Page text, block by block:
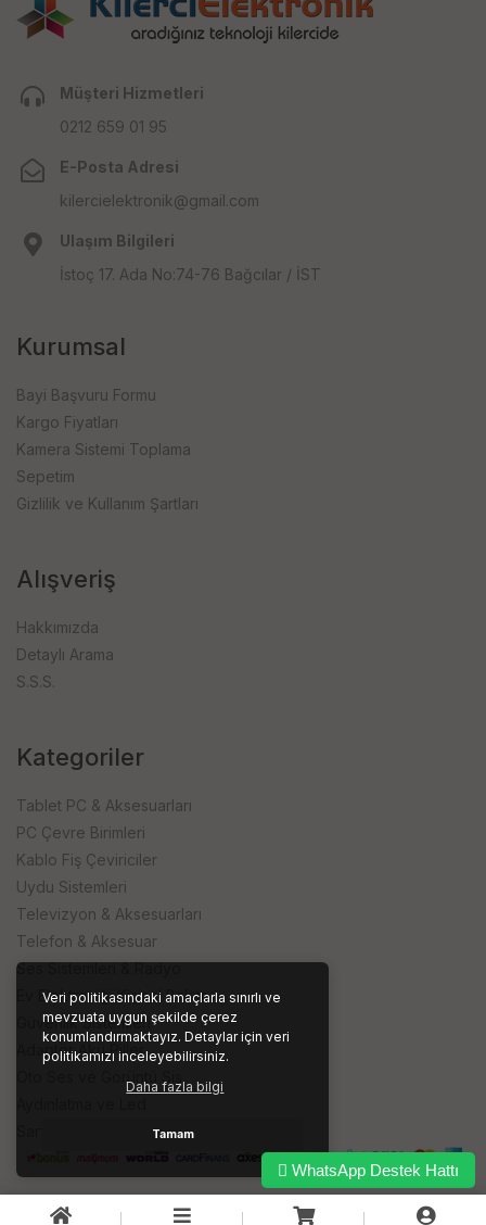
Veri politikasındaki amaçlarla sınırlı ve
mevzuata uygun şekilde çerez
konumlandırmaktayız. Detaylar için veri
politikamızı inceleyebilirsiniz.
Daha fazla bilgi
Tamam
Müşteri Hizmetleri
0212 659 01 95
E-Posta Adresi
kilercielektronik@gmail.com
Ulaşım Bilgileri
İstoç 17. Ada No:74-76 Bağcılar / İST
Kurumsal
Bayi Başvuru Formu
Kargo Fiyatları
Kamera Sistemi Toplama
Sepetim
Gizlilik ve Kullanım Şartları
Alışveriş
Hakkımızda
Detaylı Arama
S.S.S.
Kategoriler
Tablet PC & Aksesuarları
PC Çevre Birimleri
Kablo Fiş Çeviriciler
Uydu Sistemleri
Televizyon & Aksesuarları
Telefon & Aksesuar
Ses Sistemleri & Radyo
Ev Elektroniği Kişisel Bakım
Güvenlik Sistemleri
Adaptör Akü Piller
Sarf ve İşyeri Ürünleri
WhatsApp Destek Hattı